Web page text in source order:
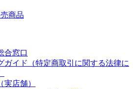
商品
合窓口
ガイド（特定商取引に関する法律に
店舗）